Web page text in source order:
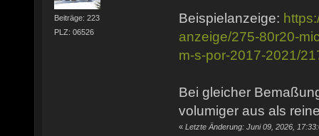
Beiträge: 223
PLZ: 06526
Beispielanzeige:
anzeige/275-80r20-
m-s-por-2017-2021/
Bei gleicher
volumiger aus als
« Letzte Änderung: Juni 09, 2026,